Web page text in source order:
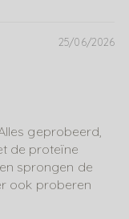
25/06/2026
geprobeerd,
de proteïne
sprongen de
ook proberen